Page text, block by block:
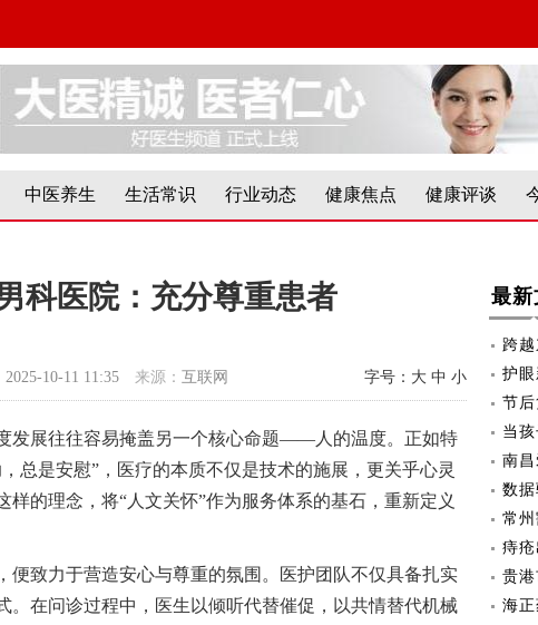
中医养生 生活常识 行业动态 健康焦点 健康评谈
科医院：充分尊重患者
2025-10-11 11:35 来源： 互联网 字号： 大 中 小
发展往往容易掩盖另一个核心命题——人的温度。正如特
总是安慰”，医疗的本质不仅是技术的施展，更关乎心灵
的理念，将“人文关怀”作为服务体系的基石，重新定义
便致力于营造安心与尊重的氛围。医护团队不仅具备扎实
。在问诊过程中，医生以倾听代替催促，以共情替代机械
最新
跨
护
节
当
南
数
常
痔
贵
海